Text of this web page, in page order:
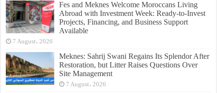
Fes and Meknes Welcome Moroccans Living
Abroad with Investment Week: Ready-to-Invest
Projects, Financing, and Business Support
Available
7 August، 2026
Meknes: Sahrij Swani Regains Its Splendor After
Restoration, but Litter Raises Questions Over
Site Management
7 August، 2026